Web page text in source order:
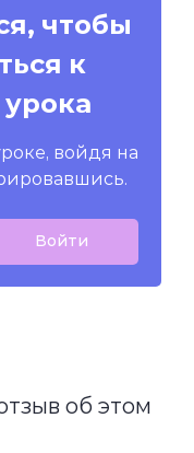
чтобы
к
войдя на
Войти
об этом